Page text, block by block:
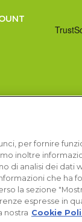
per fornire
inoltre
di analisi dei dati
che ha
la sezione
espresse in
nostra Cookie